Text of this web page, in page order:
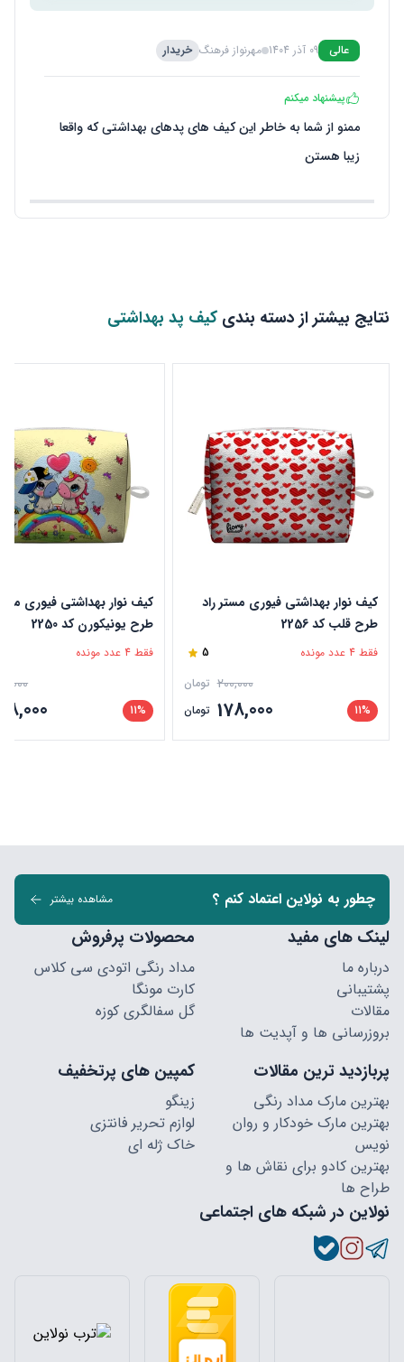
عالی 09 آذر 1404 مهرنواز فرهنگ خریدار
پیشنهاد میکنم
ممنو از شما به خاطر این کیف های پدهای بهداشتی که واقعا
زیبا هستن
نتایج بیشتر از دسته بندی کیف پد بهداشتی
کیف نوار بهداشتی فیوری مستر راد
طرح قلب کد 2256
فقط 4 عدد مونده 5
200,000 تومان
11%
178,000 تومان
کیف نوار بهداشتی فیوری
طرح یونیکورن کد 2250
فقط 4 عدد مونده
11%
چطور به نولاین اعتماد کنم ؟ مشاهده بیشتر
لینک های مفید
درباره ما
پشتیبانی
مقالات
بروزرسانی ها و آپدیت ها
محصولات پرفروش
مداد رنگی اتودی سی کلاس
کارت مونگا
گل سفالگری کوزه
پربازدید ترین مقالات
بهترین مارک مداد رنگی
بهترین مارک خودکار و روان
نویس
بهترین کادو برای نقاش ها و
طراح ها
کمپین های پرتخفیف
زینگو
لوازم تحریر فانتزی
خاک ژله ای
نولاین در شبکه های اجتماعی